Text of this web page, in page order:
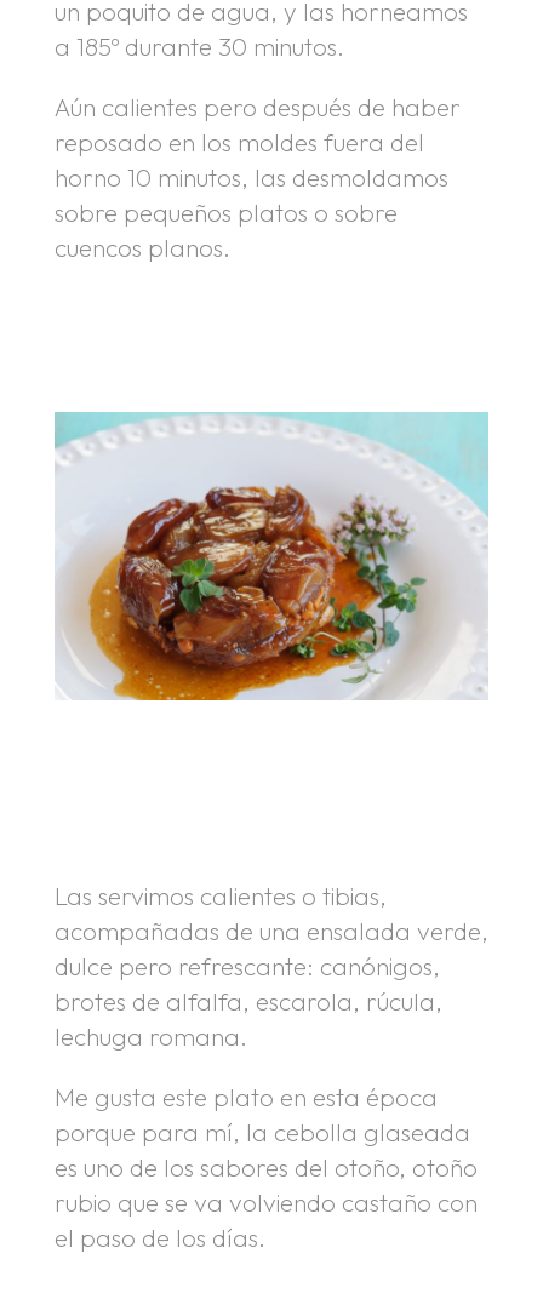
un poquito de agua, y las horneamos
a 185º durante 30 minutos.
Aún calientes pero después de haber
reposado en los moldes fuera del
horno 10 minutos, las desmoldamos
sobre pequeños platos o sobre
cuencos planos.
Las servimos calientes o tibias,
acompañadas de una ensalada verde,
dulce pero refrescante: canónigos,
brotes de alfalfa, escarola, rúcula,
lechuga romana.
Me gusta este plato en esta época
porque para mí, la cebolla glaseada
es uno de los sabores del otoño, otoño
rubio que se va volviendo castaño con
el paso de los días.